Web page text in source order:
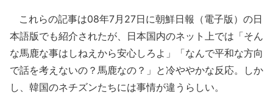
これらの記事は08年7月27日に朝鮮日報（電子版）の日
本語版でも紹介されたが、日本国内のネット上では「そん
な馬鹿な事はしねえから安心しろよ」「なんで平和な方向
で話を考えないの？馬鹿なの？」と冷ややかな反応。しか
し、韓国のネチズンたちには事情が違うらしい。